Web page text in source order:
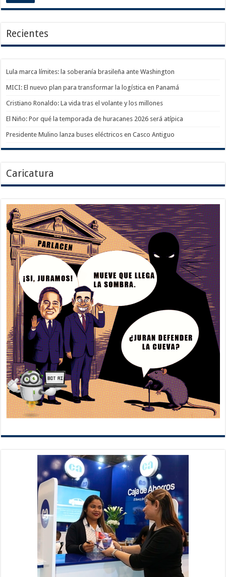
Recientes
Lula marca límites: la soberanía brasileña ante Washington
MICI: El nuevo plan para transformar la logística en Panamá
Cristiano Ronaldo: La vida tras el volante y los millones
El Niño: Por qué la temporada de huracanes 2026 será atípica
Presidente Mulino lanza buses eléctricos en Casco Antiguo
Caricatura